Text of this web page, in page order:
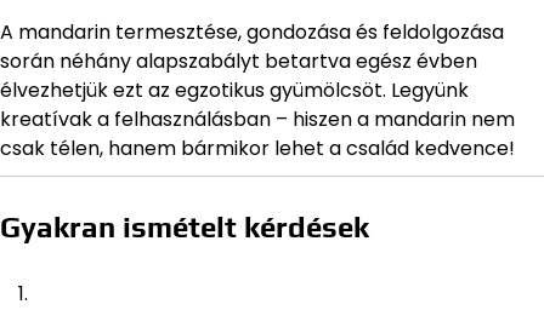
A mandarin termesztése, gondozása és feldolgozása
során néhány alapszabályt betartva egész évben
élvezhetjük ezt az egzotikus gyümölcsöt. Legyünk
kreatívak a felhasználásban – hiszen a mandarin nem
csak télen, hanem bármikor lehet a család kedvence!
Gyakran ismételt kérdések